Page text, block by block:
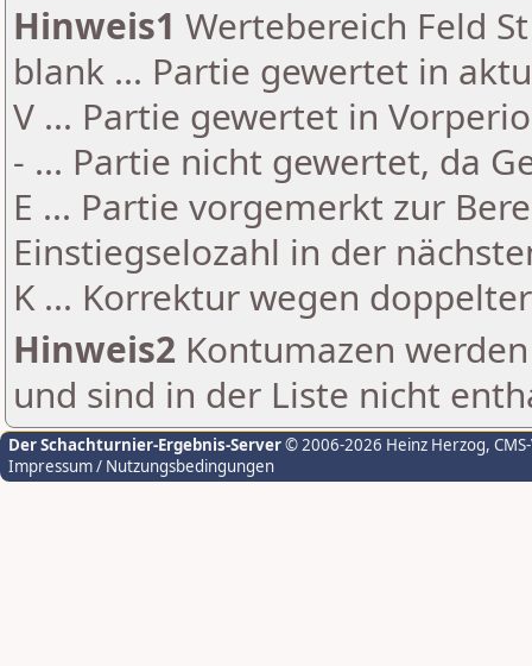
Hinweis1 Wertebereich Feld
blank ... Partie gewertet in
V ... Partie gewertet in
- ... Partie nicht gewertet, da
E ... Partie vorgemerkt zur
Einstiegselozahl in der
K ... Korrektur wegen
Hinweis2 Kontumazen
und sind in der Liste nicht
Der Schachturnier-Ergebnis-Server© 2006-2026 Heinz Herzog,
Impressum / Nutzungsbedingungen